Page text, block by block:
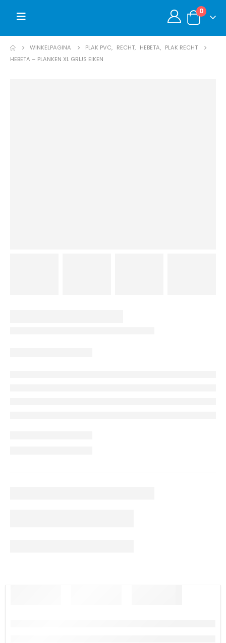
0
WINKELPAGINA PLAK PVC, RECHT, HEBETA, PLAK RECHT
HEBETA – PLANKEN XL GRIJS EIKEN